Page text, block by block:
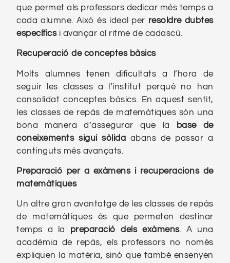
que permet als professors dedicar més temps a
cada alumne. Això és ideal per resoldre dubtes
específicsi avançar al ritme de cadascú.
Recuperació de conceptes bàsics
Molts alumnes tenen dificultats a l’hora de
seguir les classes a l’institut perquè no han
consolidat conceptes bàsics. En aquest sentit,
les classes de repàs de matemàtiques són una
bona manera d’assegurar que la
base de
coneixements sigui sòlida abans de passar a
continguts més avançats.
Preparació per a exàmens i recuperacions de
matemàtiques
Un altre gran avantatge de les classes de repàs
de matemàtiques és que permeten destinar
temps a la preparació dels exàmens. A una
acadèmia de repàs, els professors no només
expliquen la matèria, sinó que també ensenyen